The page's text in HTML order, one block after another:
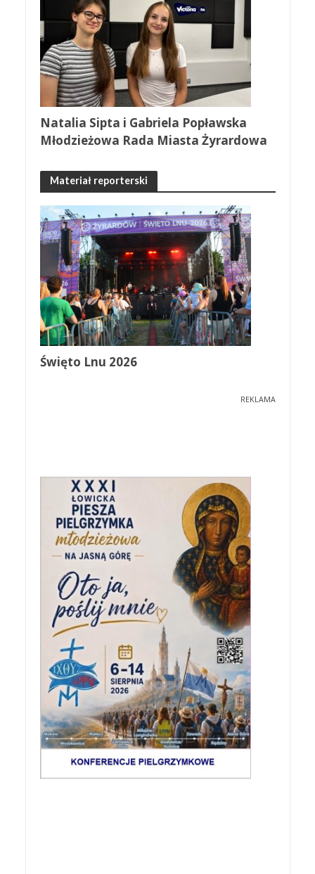
Natalia Sipta i Gabriela Popławska
Młodzieżowa Rada Miasta Żyrardowa
Materiał reporterski
Święto Lnu 2026
REKLAMA